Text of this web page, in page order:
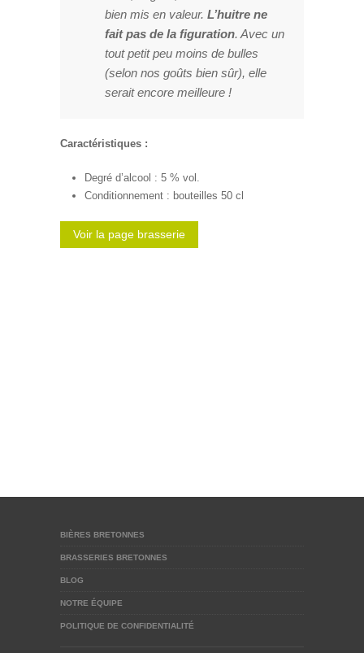
bien mis en valeur. L’huitre ne
fait pas de la figuration. Avec un
tout petit peu moins de bulles
(selon nos goûts bien sûr), elle
serait encore meilleure !
Caractéristiques :
Degré d’alcool : 5 % vol.
Conditionnement : bouteilles 50 cl
Voir la page brasserie
BIÈRES BRETONNES
BRASSERIES BRETONNES
BLOG
NOTRE ÉQUIPE
POLITIQUE DE CONFIDENTIALITÉ